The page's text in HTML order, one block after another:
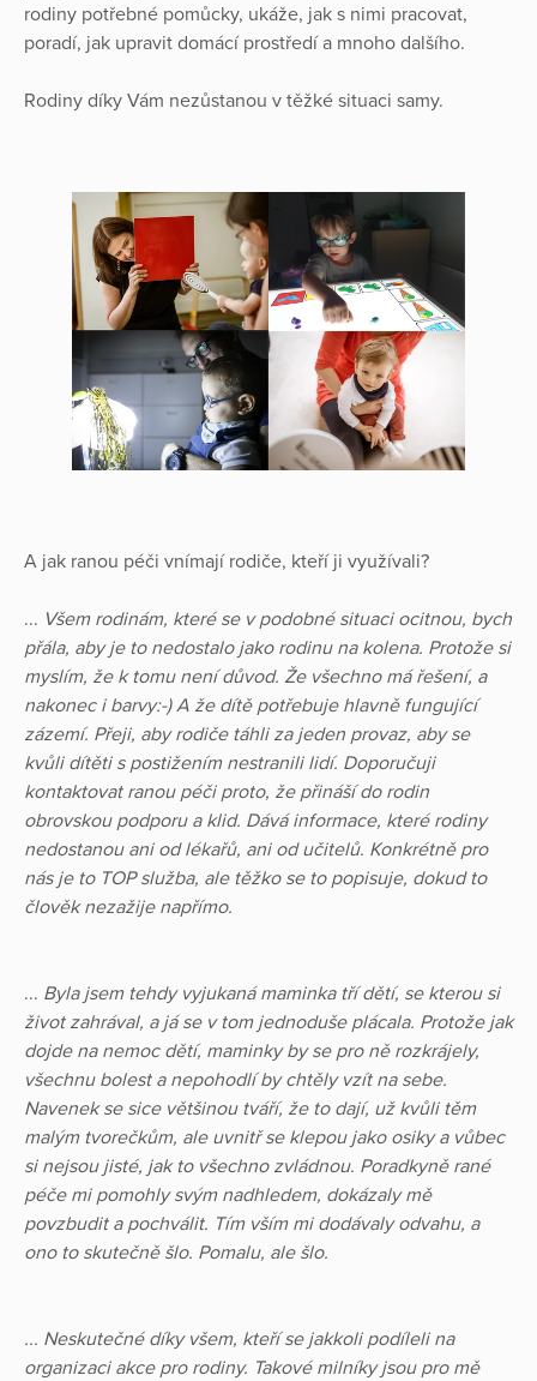
rodiny potřebné pomůcky, ukáže, jak s nimi pracovat,
poradí, jak upravit domácí prostředí a mnoho dalšího.
Rodiny díky Vám nezůstanou v těžké situaci samy.
A jak ranou péči vnímají rodiče, kteří ji využívali?
... Všem rodinám, které se v podobné situaci ocitnou, bych
přála, aby je to nedostalo jako rodinu na kolena. Protože si
myslím, že k tomu není důvod. Že všechno má řešení, a
nakonec i barvy:-) A že dítě potřebuje hlavně fungující
zázemí. Přeji, aby rodiče táhli za jeden provaz, aby se
kvůli dítěti s postižením nestranili lidí. Doporučuji
kontaktovat ranou péči proto, že přináší do rodin
obrovskou podporu a klid. Dává informace, které rodiny
nedostanou ani od lékařů, ani od učitelů. Konkrétně pro
nás je to TOP služba, ale těžko se to popisuje, dokud to
člověk nezažije napřímo.
... Byla jsem tehdy vyjukaná maminka tří dětí, se kterou si
život zahrával, a já se v tom jednoduše plácala. Protože jak
dojde na nemoc dětí, maminky by se pro ně rozkrájely,
všechnu bolest a nepohodlí by chtěly vzít na sebe.
Navenek se sice většinou tváří, že to dají, už kvůli těm
malým tvorečkům, ale uvnitř se klepou jako osiky a vůbec
si nejsou jisté, jak to všechno zvládnou. Poradkyně rané
péče mi pomohly svým nadhledem, dokázaly mě
povzbudit a pochválit. Tím vším mi dodávaly odvahu, a
ono to skutečně šlo. Pomalu, ale šlo.
... Neskutečné díky všem, kteří se jakkoli podíleli na
organizaci akce pro rodiny. Takové milníky jsou pro mě